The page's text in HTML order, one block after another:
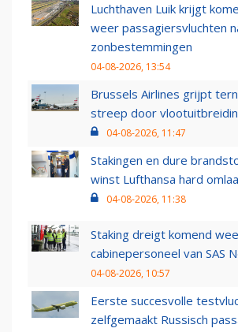
Luchthaven Luik krijgt
weer passagiersvluchten
zonbestemmingen
04-08-2026, 13:54
Brussels Airlines grijpt
streep door
04-08-2026, 11:47
Stakingen en dure
winst Lufthansa hard
04-08-2026, 11:38
Staking dreigt komend
cabinepersoneel van SAS
04-08-2026, 10:57
Eerste succesvolle
zelfgemaakt Russisch